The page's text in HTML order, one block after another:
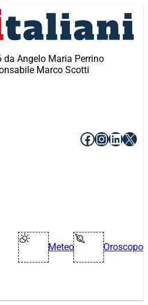
da Angelo Maria Perrino
Marco Scotti
Facebook
X
Meteo Oroscopo